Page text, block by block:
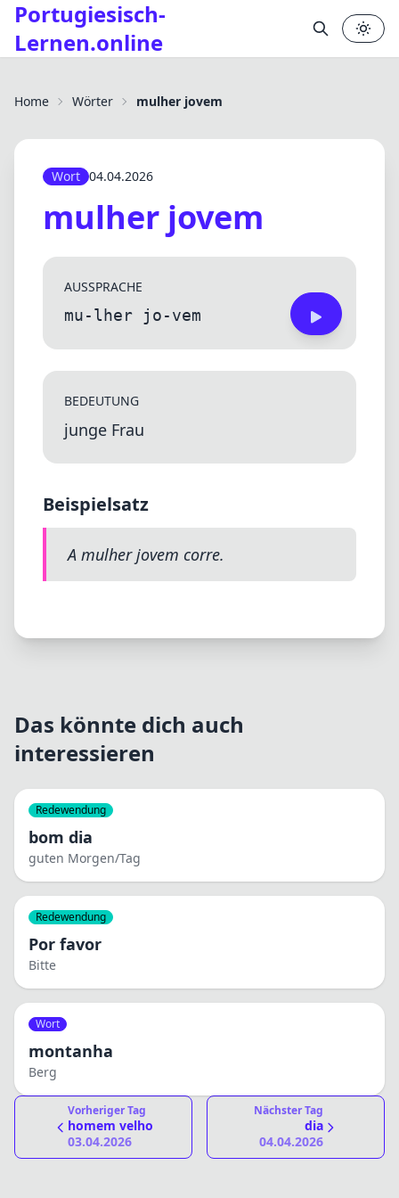
Portugiesisch-
Lernen.online
Home Wörter mulher jovem
Wort 04.04.2026
mulher jovem
AUSSPRACHE
mu-lher jo-vem
BEDEUTUNG
junge Frau
Beispielsatz
A mulher jovem corre.
Das könnte dich auch
interessieren
Redewendung
bom dia
guten Morgen/Tag
Redewendung
Por favor
Bitte
Wort
montanha
Berg
Vorheriger Tag
homem velho
03.04.2026
Nächster Tag
dia
04.04.2026